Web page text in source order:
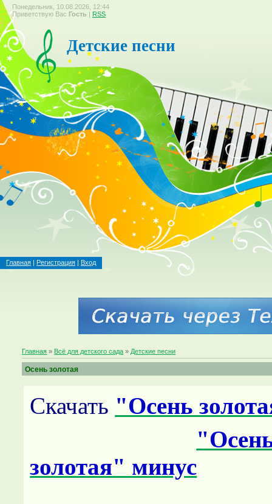
Понедельник, 10.08.2026, 12:44
Приветствую Вас Гость | RSS
Детские песни
Главная | Регистрация | Вход
Главная » Всё для детского сада » Детские песни
Осень золотая
Скачать "Осень
золотая" минус